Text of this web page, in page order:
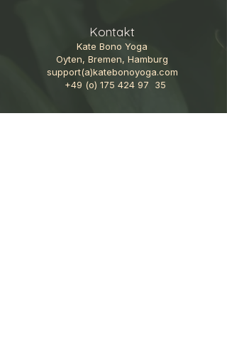
Kontakt
Kate Bono Yoga
Oyten, Bremen, Hamburg
support(a)katebonoyoga.com
+49 (o) 175 424 97 35